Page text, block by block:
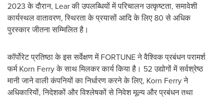
2023के दौरान, Learकी उपलब्धियों में परिचालन उत्कृष्टता,समावेशी
कार्यस्थल वातावरण,स्थिरता के प्रयासों आदि के लिए 80से अधिक
पुरस्कार जीतना सम्मिलित है।
कॉर्पोरेट प्रतिष्ठा के इस सर्वेक्षण मेंFORTUNEने वैश्विक प्रबंधन परामर्श
फर्मKorn Ferryके साथ मिलकर कार्य किया है। 52उद्योगों में सर्वश्रेष्ठ
मानी जाने वाली कंपनियों का निर्धारण करने के लिए, Korn Ferryने
अधिकारियों,निदेशकों और विश्लेषकों से निवेश मूल्य और प्रबंधन तथा